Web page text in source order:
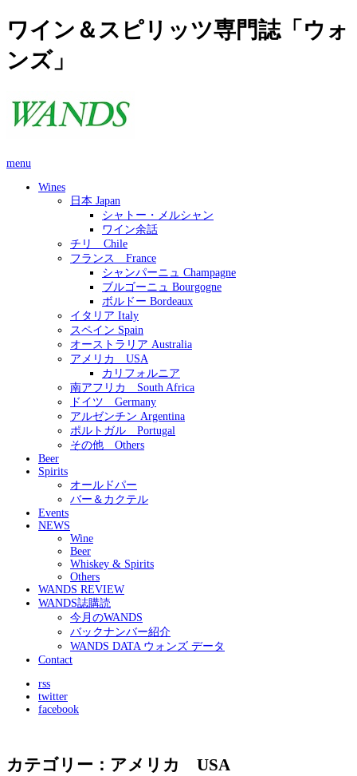
ワイン＆スピリッツ専門誌「ウォ
ンズ」
menu
Wines
日本 Japan
シャトー・メルシャン
ワイン余話
チリ Chile
フランス France
シャンパーニュ Champagne
ブルゴーニュ Bourgogne
ボルドー Bordeaux
イタリア Italy
スペイン Spain
オーストラリア Australia
アメリカ USA
カリフォルニア
南アフリカ South Africa
ドイツ Germany
アルゼンチン Argentina
ポルトガル Portugal
その他 Others
Beer
Spirits
オールドパー
バー＆カクテル
Events
NEWS
Wine
Beer
Whiskey & Spirits
Others
WANDS REVIEW
WANDS誌購読
今月のWANDS
バックナンバー紹介
WANDS DATA ウォンズ データ
Contact
rss
twitter
facebook
カテゴリー：アメリカ USA